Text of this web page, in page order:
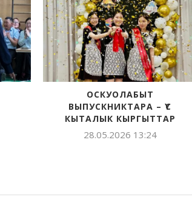
ОСКУОЛАБЫТ
ВЫПУСКНИКТАРА – ҮС
КЫТАЛЫК КЫРГЫТТАР
28.05.2026 13:24